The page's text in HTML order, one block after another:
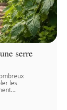
serre
les
…